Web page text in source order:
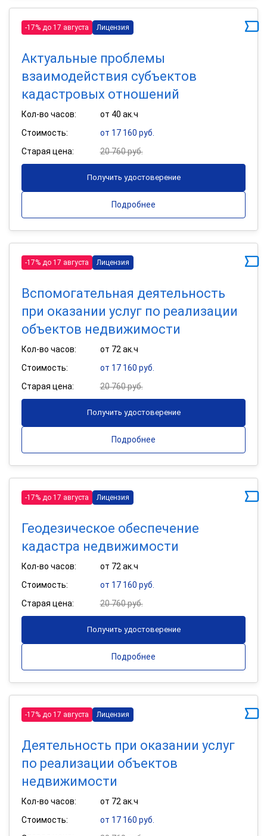
-17% до 17 августа Лицензия
Актуальные проблемы
взаимодействия субъектов
кадастровых отношений
Кол-во часов:
от 40 ак.ч
Стоимость:
от 17 160 руб.
Старая цена:
20 760 руб.
Получить удостоверение
Подробнее
-17% до 17 августа Лицензия
Вспомогательная деятельность
при оказании услуг по реализации
объектов недвижимости
Кол-во часов:
от 72 ак.ч
Стоимость:
от 17 160 руб.
Старая цена:
20 760 руб.
Получить удостоверение
Подробнее
-17% до 17 августа Лицензия
Геодезическое обеспечение
кадастра недвижимости
Кол-во часов:
от 72 ак.ч
Стоимость:
от 17 160 руб.
Старая цена:
20 760 руб.
Получить удостоверение
Подробнее
-17% до 17 августа Лицензия
Деятельность при оказании услуг
по реализации объектов
недвижимости
Кол-во часов:
от 72 ак.ч
Стоимость:
от 17 160 руб.